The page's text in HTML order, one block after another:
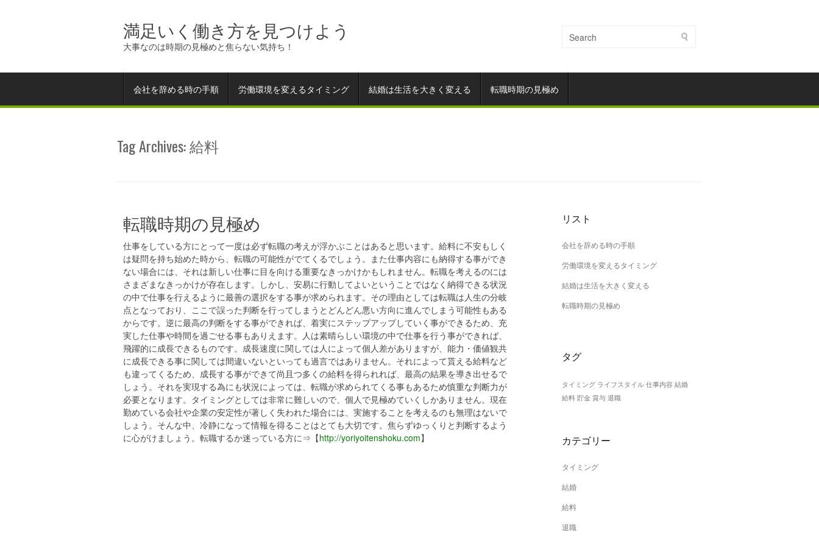
満足いく働き方を見つけよう
大事なのは時期の見極めと焦らない気持ち！
会社を辞める時の手順 労働環境を変えるタイミング 結婚は生活を大きく変える 転職時期の見極め
Tag Archives:給料
転職時期の見極め
仕事をしている方にとって一度は必ず転職の考えが浮かぶことはあると思います。給料に不安もしく
は疑問を持ち始めた時から、転職の可能性がでてくるでしょう。また仕事内容にも納得する事ができ
ない場合には、それは新しい仕事に目を向ける重要なきっかけかもしれません。転職を考えるのには
さまざまなきっかけが存在します。しかし、安易に行動してよいということではなく納得できる状況
の中で仕事を行えるように最善の選択をする事が求められます。その理由としては転職は人生の分岐
点となっており、ここで誤った判断を行ってしまうとどんどん悪い方向に進んでしまう可能性もある
からです。逆に最高の判断をする事ができれば、着実にステップアップしていく事ができるため、充
実した仕事や時間を過ごせる事もありえます。人は素晴らしい環境の中で仕事を行う事ができれば、
飛躍的に成長できるものです。成長速度に関しては人によって個人差がありますが、能力・価値観共
に成長できる事に関しては間違いないといっても過言ではありません。それによって貰える給料など
も違ってくるため、成長する事ができて尚且つ多くの給料を得られれば、最高の結果を導き出せるで
しょう。それを実現する為にも状況によっては、転職が求められてくる事もあるため慎重な判断力が
必要となります。タイミングとしては非常に難しいので、個人で見極めていくしかありません。現在
勤めている会社や企業の安定性が著しく失われた場合には、実施することを考えるのも無理はないで
しょう。そんな中、冷静になって情報を得ることはとても大切です。焦らずゆっくりと判断するよう
に心がけましょう。転職するか迷っている方に⇒【http://yoriyoitenshoku.com】
リスト
会社を辞める時の手順
労働環境を変えるタイミング
結婚は生活を大きく変える
転職時期の見極め
タグ
タイミング ライフスタイル 仕事内容 結婚
給料 貯金 賞与 退職
カテゴリー
タイミング
結婚
給料
退職